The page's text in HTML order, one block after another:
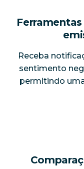
Receba
sentimento
permitindo